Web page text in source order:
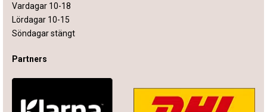
Vardagar 10-18
Lördagar 10-15
Söndagar stängt
Partners